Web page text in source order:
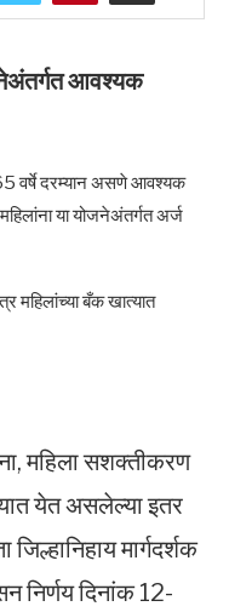
आवश्यक
वर्षे दरम्यान असणे आवश्यक
या योजनेअंतर्गत अर्ज
महिलांच्या बँक खात्यात
महिला सशक्तीकरण
येत असलेल्या इतर
जिल्हानिहाय मार्गदर्शक
निर्णय दिनांक 12-